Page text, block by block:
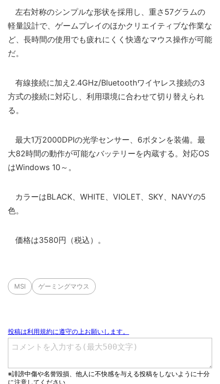
左右対称のシンプルな形状を採用し、重さ57グラムの
軽量設計で、ゲームプレイのほかクリエイティブな作業な
ど、長時間の使用でも疲れにくく快適なマウス操作が可能
だ。
有線接続に加え2.4GHz/Bluetoothワイヤレス接続の3
方式の接続に対応し、利用環境に合わせて切り替えられ
る。
最大1万2000DPIの光学センサー、6ボタンを装備。最
大82時間の動作が可能なバッテリーを内蔵する。対応OS
はWindows 10～。
カラーはBLACK、WHITE、VIOLET、SKY、NAVYの5
色。
価格は3580円（税込）。
MSI ゲーミングマウス